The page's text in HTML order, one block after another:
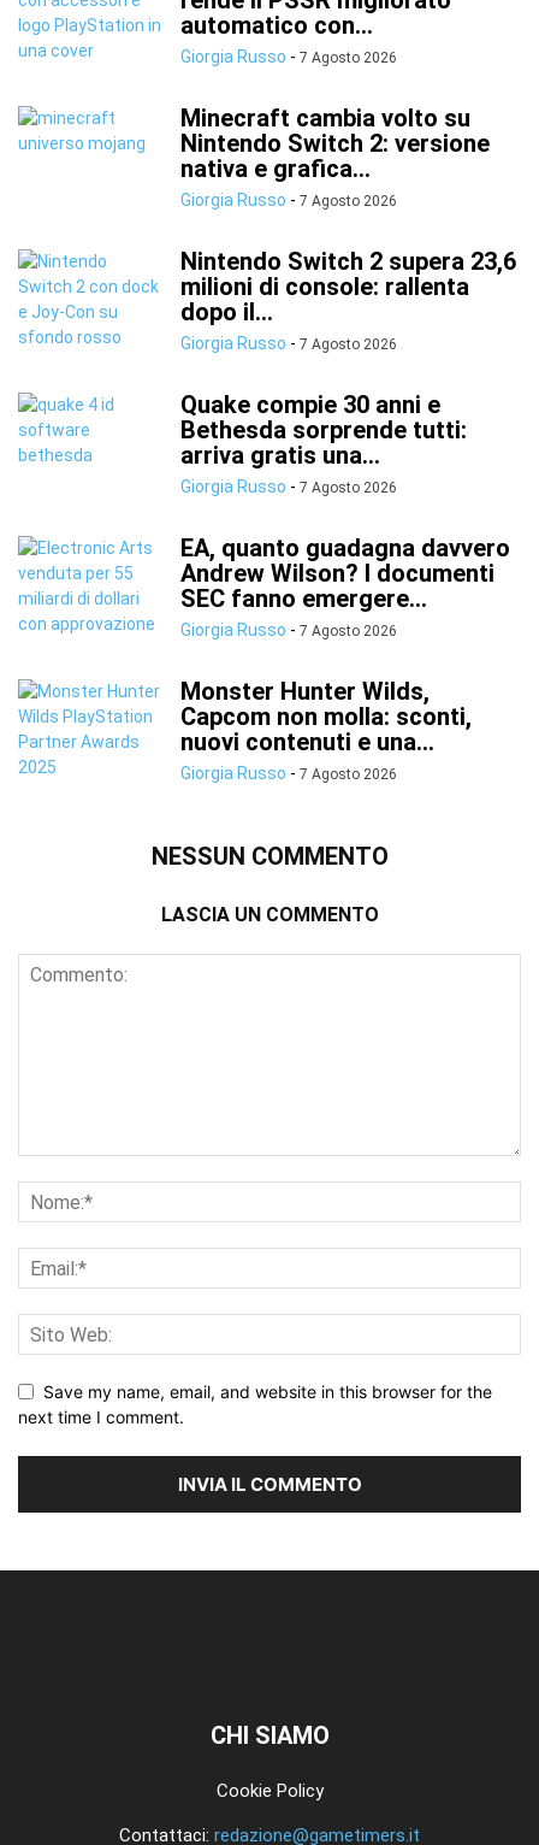
automatico con...
Giorgia Russo - 7 Agosto 2026
Minecraft cambia volto su
Nintendo Switch 2: versione
nativa e grafica...
Giorgia Russo - 7 Agosto 2026
Nintendo Switch 2 supera 23,6
milioni di console: rallenta
dopo il...
Giorgia Russo - 7 Agosto 2026
Quake compie 30 anni e
Bethesda sorprende tutti:
arriva gratis una...
Giorgia Russo - 7 Agosto 2026
EA, quanto guadagna davvero
Andrew Wilson? I documenti
SEC fanno emergere...
Giorgia Russo - 7 Agosto 2026
Monster Hunter Wilds,
Capcom non molla: sconti,
nuovi contenuti e una...
Giorgia Russo - 7 Agosto 2026
NESSUN COMMENTO
LASCIA UN COMMENTO
Save my name, email, and website in this browser for the
next time I comment.
CHI SIAMO
Cookie Policy
Contattaci: redazione@gametimers.it